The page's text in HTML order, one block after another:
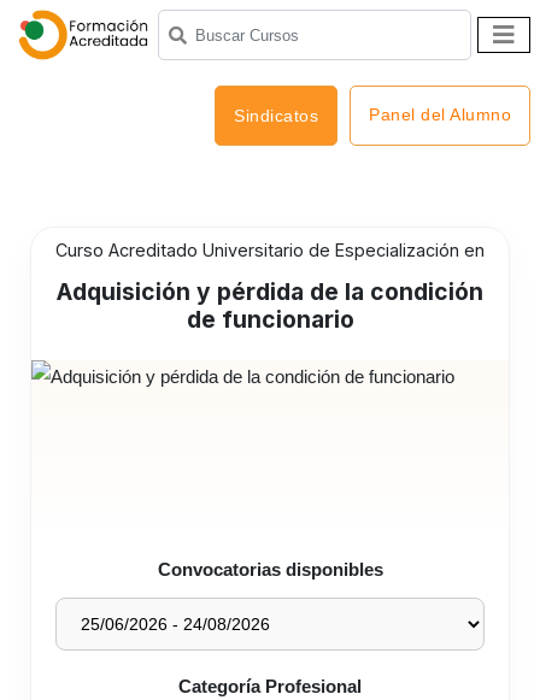
Sindicatos Panel del Alumno
Curso Acreditado Universitario de Especialización en
Adquisición y pérdida de la condición
de funcionario
Convocatorias disponibles
Categoría Profesional